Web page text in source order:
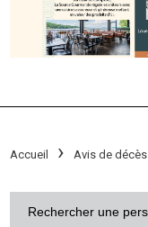
Accueil Avis de décès